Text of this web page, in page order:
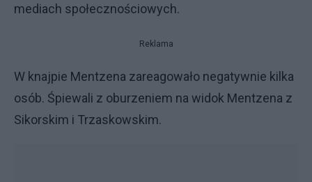
mediach społecznościowych.
Reklama
W knajpie Mentzena zareagowało negatywnie kilka
osób. Śpiewali z oburzeniem na widok Mentzena z
Sikorskim i Trzaskowskim.